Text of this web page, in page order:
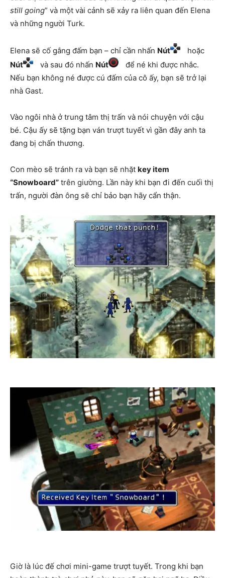
still going” và một vài cảnh sẽ xảy ra liên quan đến Elena
và những người Turk.
Elena sẽ cố gắng đấm bạn – chỉ cần nhấn Nút
hoặc
Nút
và sau đó nhấn Nút
để né khi được nhắc.
Nếu bạn không né được cú đấm của cô ấy, bạn sẽ trở lại
nhà Gast.
Vào ngôi nhà ở trung tâm thị trấn và nói chuyện với cậu
bé. Cậu ấy sẽ tặng bạn ván trượt tuyết vì gần đây anh ta
đang bị chấn thương.
Con mèo sẽ tránh ra và bạn sẽ nhặt key item
“Snowboard” trên giường. Lần này khi bạn đi đến cuối thị
trấn, người đàn ông sẽ chỉ bảo bạn hãy cẩn thận.
Giờ là lúc đế chơi mini-game trượt tuyết. Trong khi bạn